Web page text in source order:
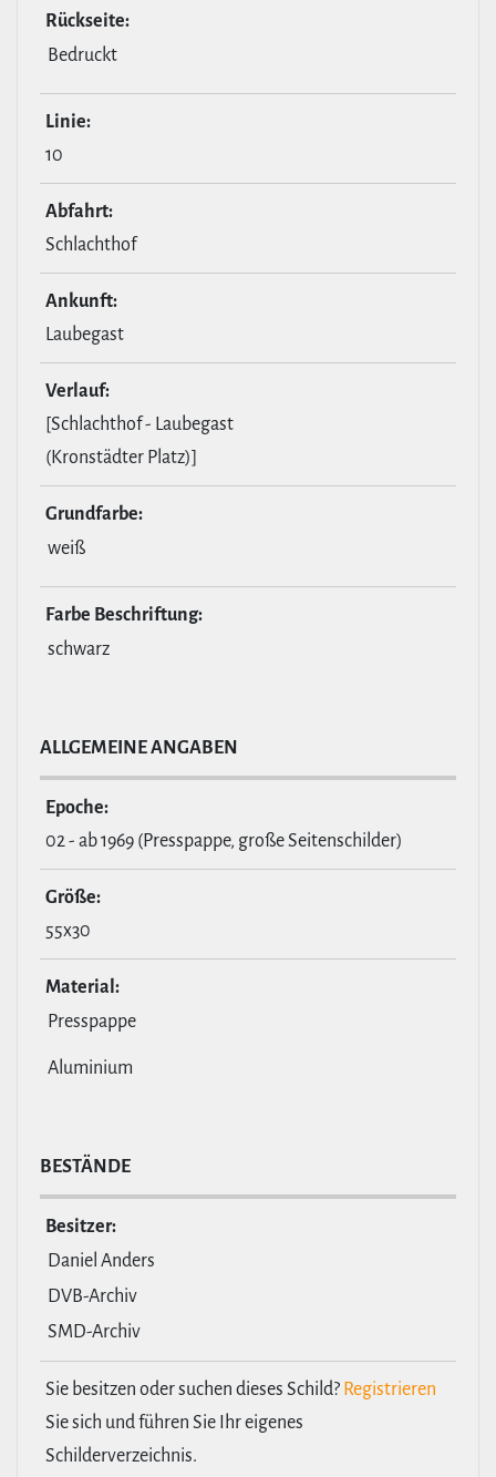
Rückseite:
Bedruckt
Linie:
10
Abfahrt:
Schlachthof
Ankunft:
Laubegast
Verlauf:
[Schlachthof - Laubegast
(Kronstädter Platz)]
Grund­farbe:
weiß
Farbe Beschrif­tung:
schwarz
ALL­GE­MEINE ANGABEN
Epoche:
02 - ab 1969 (Presspappe, große Seitenschilder)
Größe:
55x30
Material:
Presspappe
Aluminium
BESTÄNDE
Besitzer:
Daniel Anders
DVB-Archiv
SMD-Archiv
Sie besitzen oder suchen dieses Schild? Registrieren
Sie sich und führen Sie Ihr eigenes
Schilderverzeichnis.